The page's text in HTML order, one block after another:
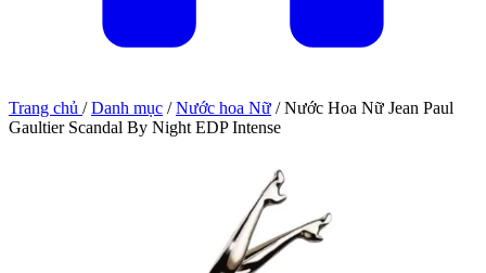
Trang chủ / Danh mục / Nước hoa Nữ / Nước Hoa Nữ Jean Paul
Gaultier Scandal By Night EDP Intense